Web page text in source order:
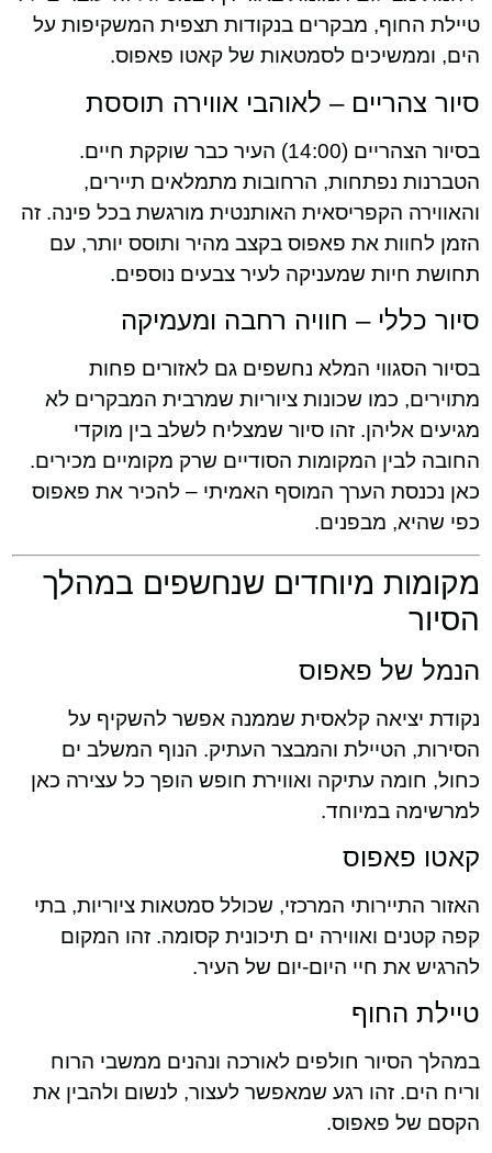
טיילת החוף, מבקרים בנקודות תצפית המשקיפות על
הים, וממשיכים לסמטאות של קאטו פאפוס.
סיור צהריים – לאוהבי אווירה תוססת
בסיור הצהריים (14:00) העיר כבר שוקקת חיים.
הטברנות נפתחות, הרחובות מתמלאים תיירים,
והאווירה הקפריסאית האותנטית מורגשת בכל פינה. זה
הזמן לחוות את פאפוס בקצב מהיר ותוסס יותר, עם
תחושת חיות שמעניקה לעיר צבעים נוספים.
סיור כללי – חוויה רחבה ומעמיקה
בסיור הסגווי המלא נחשפים גם לאזורים פחות
מתוירים, כמו שכונות ציוריות שמרבית המבקרים לא
מגיעים אליהן. זהו סיור שמצליח לשלב בין מוקדי
החובה לבין המקומות הסודיים שרק מקומיים מכירים.
כאן נכנסת הערך המוסף האמיתי – להכיר את פאפוס
כפי שהיא, מבפנים.
מקומות מיוחדים שנחשפים במהלך
הסיור
הנמל של פאפוס
נקודת יציאה קלאסית שממנה אפשר להשקיף על
הסירות, הטיילת והמבצר העתיק. הנוף המשלב ים
כחול, חומה עתיקה ואווירת חופש הופך כל עצירה כאן
למרשימה במיוחד.
קאטו פאפוס
האזור התיירותי המרכזי, שכולל סמטאות ציוריות, בתי
קפה קטנים ואווירה ים תיכונית קסומה. זהו המקום
להרגיש את חיי היום-יום של העיר.
טיילת החוף
במהלך הסיור חולפים לאורכה ונהנים ממשבי הרוח
וריח הים. זהו רגע שמאפשר לעצור, לנשום ולהבין את
הקסם של פאפוס.